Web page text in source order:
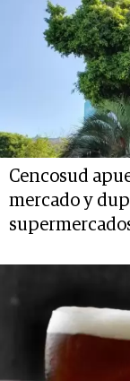
Cencosud
mercado y